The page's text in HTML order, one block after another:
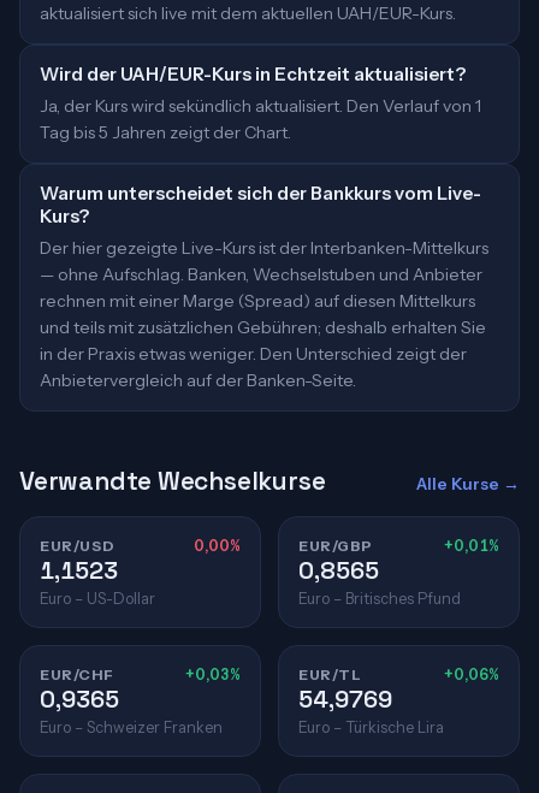
aktualisiert sich live mit dem aktuellen UAH/EUR-Kurs.
Wird der UAH/EUR-Kurs in Echtzeit aktualisiert?
Ja, der Kurs wird sekündlich aktualisiert. Den Verlauf von 1
Tag bis 5 Jahren zeigt der Chart.
Warum unterscheidet sich der Bankkurs vom Live-
Kurs?
Der hier gezeigte Live-Kurs ist der Interbanken-Mittelkurs
— ohne Aufschlag. Banken, Wechselstuben und Anbieter
rechnen mit einer Marge (Spread) auf diesen Mittelkurs
und teils mit zusätzlichen Gebühren; deshalb erhalten Sie
in der Praxis etwas weniger. Den Unterschied zeigt der
Anbietervergleich auf der Banken-Seite.
Verwandte Wechselkurse Alle Kurse →
EUR/USD 0,00%
1,1523
Euro – US-Dollar
EUR/GBP +0,01%
0,8565
Euro – Britisches Pfund
EUR/CHF +0,03%
0,9365
Euro – Schweizer Franken
EUR/TL +0,06%
54,9769
Euro – Türkische Lira